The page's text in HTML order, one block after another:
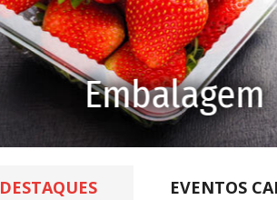
Embalagem
DESTAQUES EVENTOS